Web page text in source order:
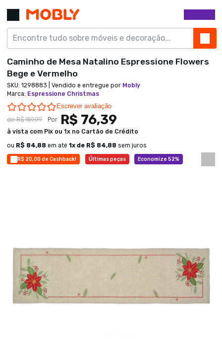
R$ 20,00 de Cashback! Últimas peças Economize 52%
Caminho de Mesa Natalino Espressione Flowers
Bege e Vermelho
SKU: 1298883 | Vendido e entregue por Mobly
Marca: Espressione Christmas
0.0 star rating
Escrever avaliação
deR$ 159,99 Por R$ 76,39
à vista com Pix ou 1x no Cartão de Crédito
ou R$ 84,88 em até 1 x de R$ 84,88 sem juros